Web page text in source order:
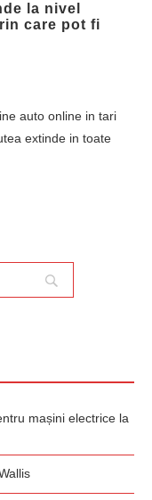
la nivel
care pot fi
auto online in tari
extinde in toate
mașini electrice la